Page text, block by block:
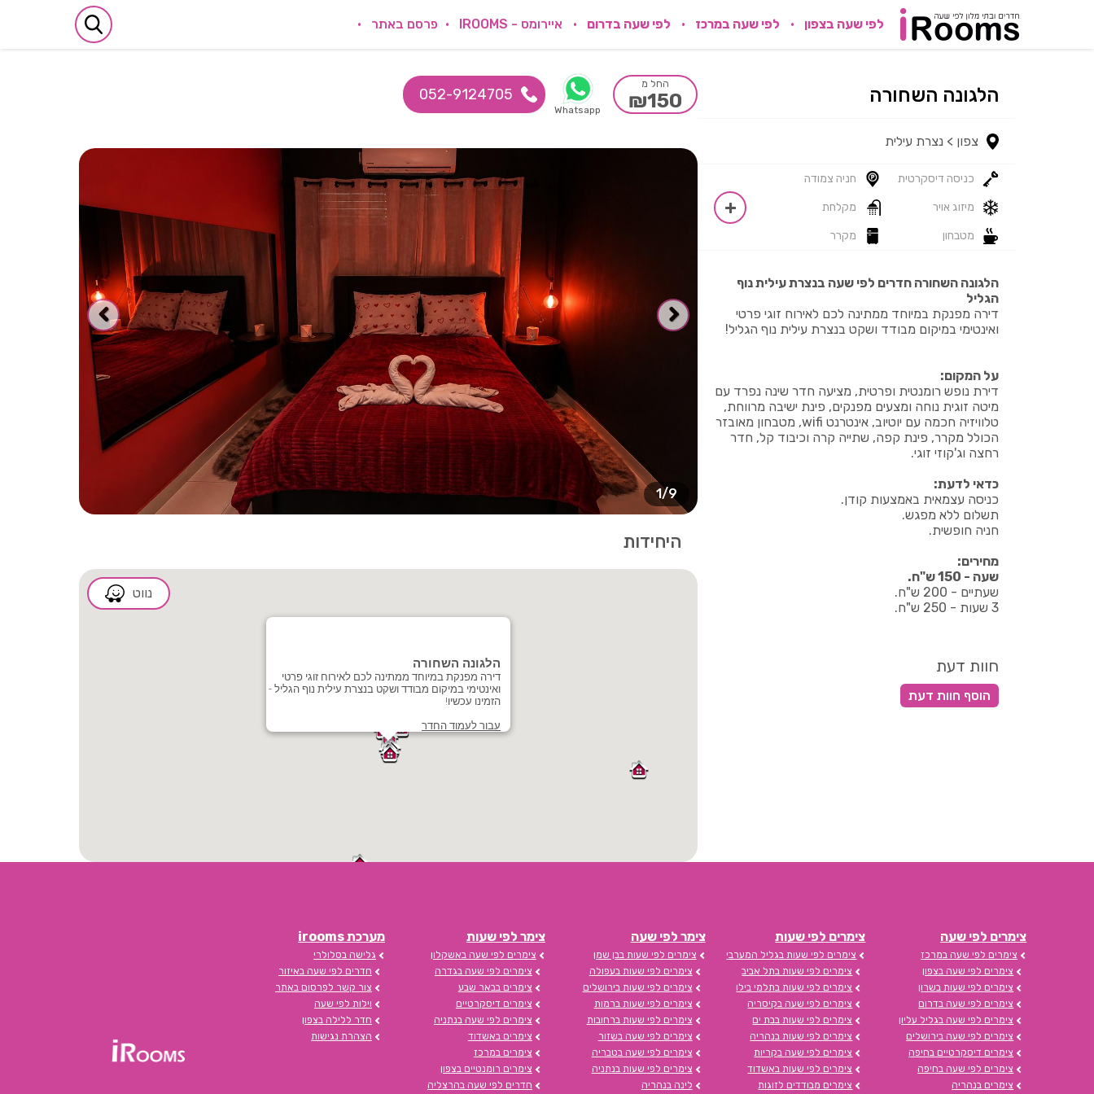
לפי שעה בצפון לפי שעה במרכז לפי שעה בדרום איירומס - IROOMS פרסם באתר
052-9124705
Whatsapp
החל מ
₪150
1/9
היחידות
נווט
הלגונה השחורה
דירה מפנקת במיוחד ממתינה לכם לאירוח זוגי פרטי
ואינטימי במיקום מבודד ושקט בנצרת עילית נוף הגליל -
הזמינו עכשיו!
עבור לעמוד החדר
הלגונה השחורה
צפון > נצרת עילית
כניסה דיסקרטית חניה צמודה
מיזוג אויר מקלחת
מטבחון מקרר
הלגונה השחורה חדרים לפי שעה בנצרת עילית נוף
הגליל
דירה מפנקת במיוחד ממתינה לכם לאירוח זוגי פרטי
ואינטימי במיקום מבודד ושקט בנצרת עילית נוף הגליל!
על המקום:
דירת נופש רומנטית ופרטית, מציעה חדר שינה נפרד עם
מיטה זוגית נוחה ומצעים מפנקים, פינת ישיבה מרווחת,
טלוויזיה חכמה עם יוטיוב, אינטרנט wifi, מטבחון מאובזר
הכולל מקרר, פינת קפה, שתייה קרה וכיבוד קל, חדר
רחצה וג'קוזי זוגי.
כדאי לדעת:
כניסה עצמאית באמצעות קודן.
תשלום ללא מפגש.
חניה חופשית.
מחירים:
שעה - 150 ש"ח.
שעתיים - 200 ש"ח.
3 שעות - 250 ש"ח.
חוות דעת
צימרים לפי שעה
צימרים לפי שעה במרכז
צימרים לפי שעה בצפון
צימרים לפי שעות בשרון
צימרים לפי שעה בדרום
צימרים לפי שעה בגליל עליון
צימרים לפי שעה בירושלים
צימרים דיסקרטיים בחיפה
צימרים לפי שעה בחיפה
צימרים בנהריה
צימרים לפי שעות
צימרים לפי שעות בגליל המערבי
צימרים לפי שעות בתל אביב
צימרים לפי שעות בתלמי בילו
צימרים לפי שעה בקיסריה
צימרים לפי שעות בבת ים
צימרים לפי שעות בנהריה
צימרים לפי שעה בקריות
צימרים לפי שעות באשדוד
צימרים מבודדים לזוגות
צימר לפי שעה
צימרים לפי שעות בבן שמן
צימרים לפי שעות בעפולה
צימרים לפי שעות בירושלים
צימרים לפי שעות ברמות
צימרים לפי שעות ברחובות
צימרים לפי שעה בשזור
צימרים לפי שעה בטבריה
צימרים לפי שעות בנתניה
לינה בנהריה
צימר לפי שעות
צימרים לפי שעה באשקלון
צימרים לפי שעה בגדרה
צימרים בבאר שבע
צימרים דיסקרטיים
צימרים לפי שעה בנתניה
צימרים באשדוד
צימרים במרכז
צימרים רומנטיים בצפון
חדרים לפי שעה בהרצליה
מערכת irooms
גלישה בסלולרי
חדרים לפי שעה באיזור
צור קשר לפרסום באתר
וילות לפי שעה
חדר ללילה בצפון
הצהרת נגישות